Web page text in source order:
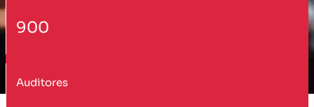
900
Auditores